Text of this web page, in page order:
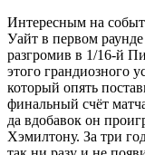
Интересным на
Уайт в первом
разгромив в 1/16-й
этого грандиозного
который опять
финальный счёт
да вдобавок он
Хэмилтону. За три